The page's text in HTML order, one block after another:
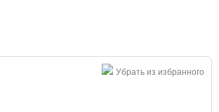
Убрать из избранного